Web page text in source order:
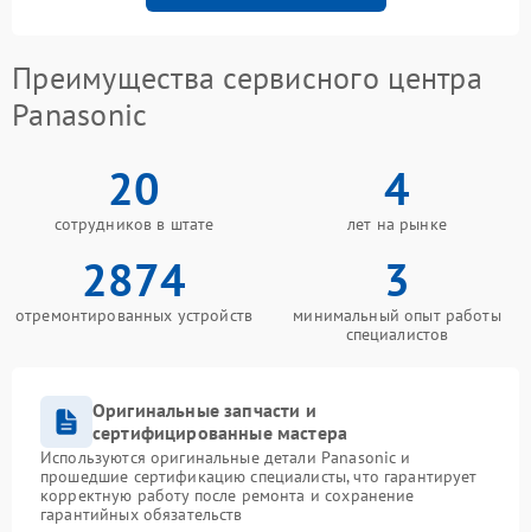
Преимущества сервисного центра
Panasonic
20
сотрудников в штате
4
лет на рынке
2874
отремонтированных устройств
3
минимальный опыт работы
специалистов
Оригинальные запчасти и
сертифицированные мастера
Используются оригинальные детали Panasonic и
прошедшие сертификацию специалисты, что гарантирует
корректную работу после ремонта и сохранение
гарантийных обязательств